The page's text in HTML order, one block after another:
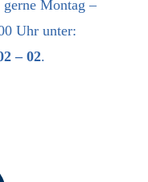
gerne Montag –
Uhr unter:
– 02.